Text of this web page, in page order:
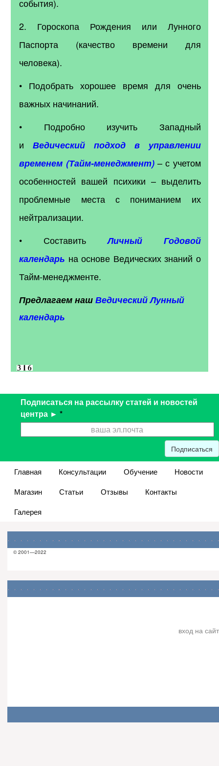
события).
2. Гороскопа Рождения или Лунного
Паспорта (качество времени для
человека).
• Подобрать хорошее время для очень
важных начинаний.
• Подробно изучить Западный
иВедический подход в управлении
временем (Тайм-менеджмент)– с учетом
особенностей вашей психики – выделить
проблемные места с пониманием их
нейтрализации.
• СоставитьЛичный Годовой
календарь на основе Ведических знаний о
Тайм-менеджменте.
Предлагаем нашВедический Лунный
календарь
Подписаться на рассылку статей и новостей
центра ► *
Подписаться
Главная Консультации Обучение
Новости
Магазин
Статьи Отзывы
Контакты
Галерея
© 2001—2022
вход на сайт